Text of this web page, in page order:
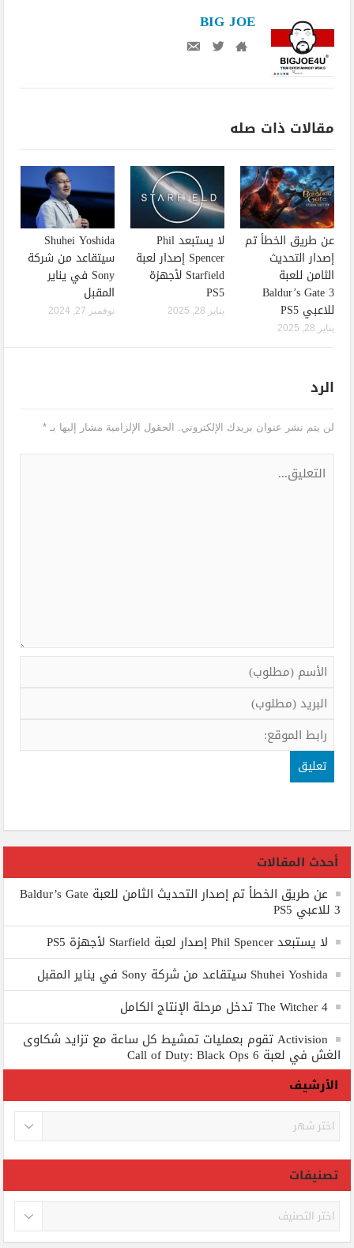
BIG JOE
مقالات ذات صله
عن طريق الخطأ تم
إصدار التحديث
الثامن للعبة
Baldur’s Gate 3
للاعبي PS5
يناير 28, 2025
لا يستبعد Phil
Spencer إصدار لعبة
Starfield لأجهزة
PS5
يناير 28, 2025
Shuhei Yoshida
سيتقاعد من شركة
Sony في يناير
المقبل
نوفمبر 27, 2024
الرد
لن يتم نشر عنوان بريدك الإلكتروني. الحقول الإلزامية مشار إليها بـ*
أحدث المقالات
عن طريق الخطأ تم إصدار التحديث الثامن للعبة Baldur’s Gate
3 للاعبي PS5
لا يستبعد Phil Spencer إصدار لعبة Starfield لأجهزة PS5
Shuhei Yoshida سيتقاعد من شركة Sony في يناير المقبل
The Witcher 4 تدخل مرحلة الإنتاج الكامل
Activision تقوم بعمليات تمشيط كل ساعة مع تزايد شكاوى
الغش في لعبة Call of Duty: Black Ops 6
الأرشيف
الأرشيف
تصنيفات
تصنيفات